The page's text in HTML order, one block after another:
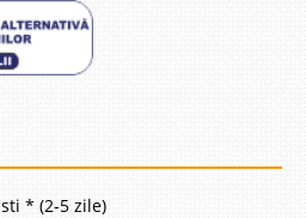
* (2-5 zile)